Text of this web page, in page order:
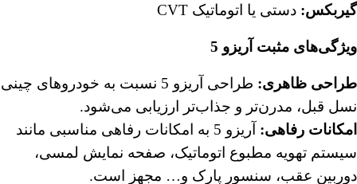
گیربکس: دستی یا اتوماتیک CVT
ویژگی‌های مثبت آریزو 5
طراحی ظاهری:
طراحی آریزو 5 نسبت به خودروهای چینی
نسل قبل، مدرن‌تر و جذاب‌تر ارزیابی می‌شود.
امکانات رفاهی:
آریزو 5 به امکانات رفاهی مناسبی مانند
سیستم تهویه مطبوع اتوماتیک، صفحه نمایش لمسی،
دوربین عقب، سنسور پارک و… مجهز است.